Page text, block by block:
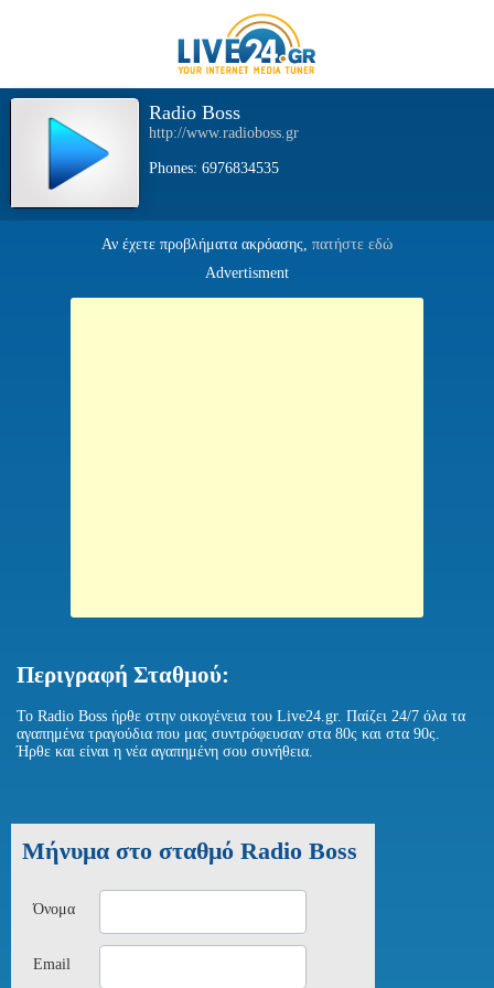
Radio Boss
http://www.radioboss.gr
Phones: 6976834535
Αν έχετε προβλήματα ακρόασης, πατήστε εδώ
Advertisment
Περιγραφή Σταθμού:
To Radio Boss ήρθε στην οικογένεια του Live24.gr. Παίζει 24/7 όλα τα
αγαπημένα τραγούδια που μας συντρόφευσαν στα 80ς και στα 90ς.
Ήρθε και είναι η νέα αγαπημένη σου συνήθεια.
Μήνυμα στο σταθμό Radio Boss
Όνομα
Email